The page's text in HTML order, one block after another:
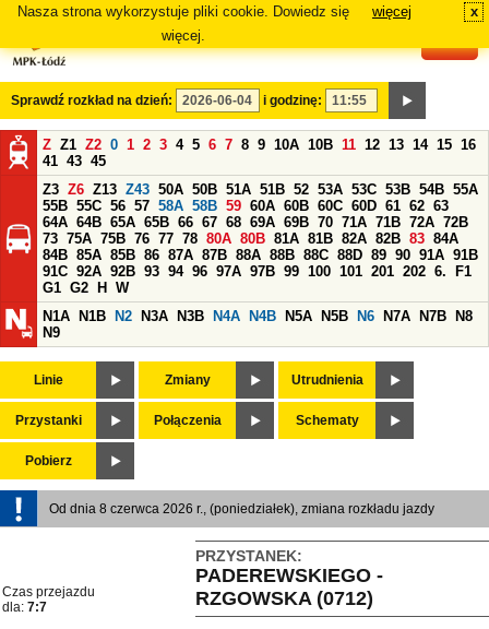
Nasza strona wykorzystuje pliki cookie. Dowiedz się
więcej.
więcej x
Sprawdź rozkład na dzień: i godzinę:
Z Z1 Z2 0 1 2 3 4 5 6 7 8 9 10A 10B 11 12 13 14 15 16
41 43 45
Z3 Z6 Z13 Z43 50A 50B 51A 51B 52 53A 53C 53B 54B 55A
55B 55C 56 57 58A 58B 59 60A 60B 60C 60D 61 62 63
64A 64B 65A 65B 66 67 68 69A 69B 70 71A 71B 72A 72B
73 75A 75B 76 77 78 80A 80B 81A 81B 82A 82B 83 84A
84B 85A 85B 86 87A 87B 88A 88B 88C 88D 89 90 91A 91B
91C 92A 92B 93 94 96 97A 97B 99 100 101 201 202 6.
F1
G1 G2 H
W
N1A
N1B N2 N3A N3B N4A N4B N5A N5B N6 N7A N7B
N8
N9
Linie Zmiany Utrudnienia
Przystanki Połączenia Schematy
Pobierz
Od dnia 8 czerwca 2026 r., (poniedziałek), zmiana rozkładu jazdy
PRZYSTANEK:
PADEREWSKIEGO -
RZGOWSKA (0712)
Czas przejazdu
dla: 7:7